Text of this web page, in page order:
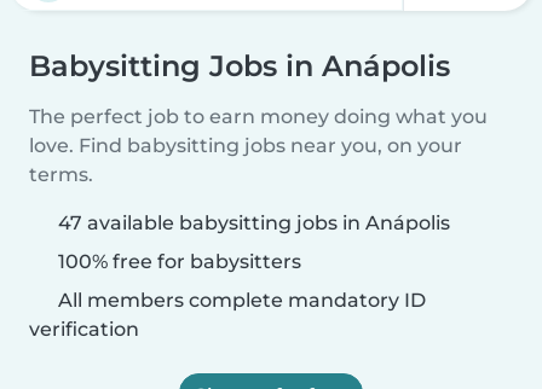
Babysitting Jobs in Anápolis
The perfect job to earn money doing what you
love. Find babysitting jobs near you, on your
terms.
47 available babysitting jobs in Anápolis
100% free for babysitters
All members complete mandatory ID
verification